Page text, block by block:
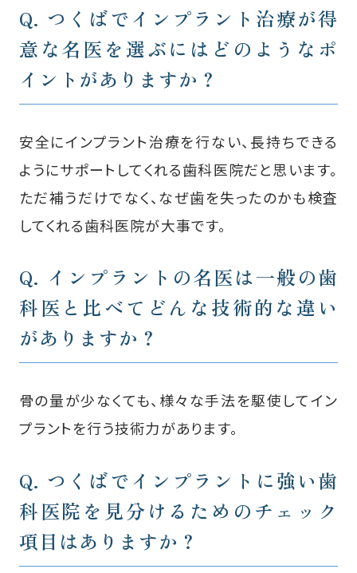
Q. つくばでインプラント治療が得
意な名医を選ぶには どのようなポ
イントがありますか？
安全にインプラント治療を行ない、長持ちできる
ようにサポートしてくれる歯科医院だと思います。
ただ補うだけでなく、なぜ歯を失ったのかも検査
してくれる歯科医院が大事です。
Q. インプラントの名医は一般の歯
科医と比べて どんな技術的な違い
がありますか？
骨の量が少なくても、様々な手法を駆使してイン
プラントを行う技術力があります。
Q. つくばでインプラントに強い歯
科医院を見分けるための チェック
項目はありますか？